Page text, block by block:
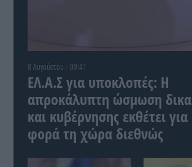
8 Αυγούστου - 09:41
ΕΛ.Α.Σ για υποκλοπές: Η
απροκάλυπτη ώσμωση
και κυβέρνησης εκθέτει
φορά τη χώρα διεθνώς